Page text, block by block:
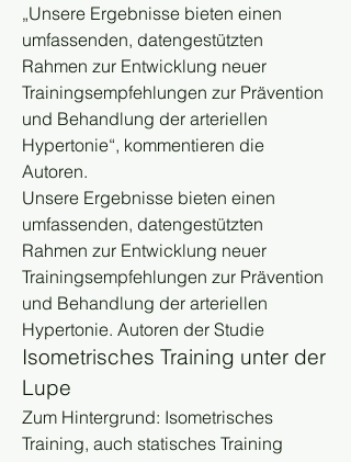
„Unsere Ergebnisse bieten einen
umfassenden, datengestützten
Rahmen zur Entwicklung neuer
Trainingsempfehlungen zur Prävention
und Behandlung der arteriellen
Hypertonie“, kommentieren die
Autoren.
Unsere Ergebnisse bieten einen
umfassenden, datengestützten
Rahmen zur Entwicklung neuer
Trainingsempfehlungen zur Prävention
und Behandlung der arteriellen
Hypertonie. Autoren der Studie
Isometrisches Training unter der
Lupe
Zum Hintergrund: Isometrisches
Training, auch statisches Training